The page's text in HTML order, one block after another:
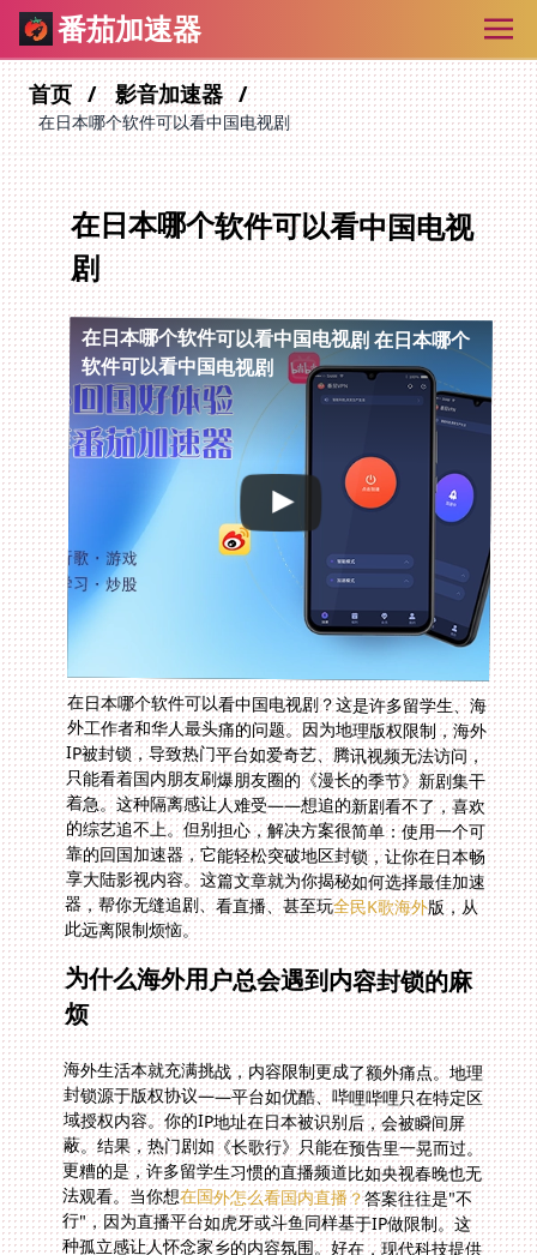
番茄加速器
首页 影音加速器
在日本哪个软件可以看中国电视剧
在日本哪个软件可以看中国电视
剧
在日本哪个软件可以看中国电视剧 在日本哪个
软件可以看中国电视剧
在日本哪个软件可以看中国电视剧？这是许多留学生、海
外工作者和华人最头痛的问题。因为地理版权限制，海外
IP被封锁，导致热门平台如爱奇艺、腾讯视频无法访问，
只能看着国内朋友刷爆朋友圈的《漫长的季节》新剧集干
着急。这种隔离感让人难受——想追的新剧看不了，喜欢
的综艺追不上。但别担心，解决方案很简单：使用一个可
靠的回国加速器，它能轻松突破地区封锁，让你在日本畅
享大陆影视内容。这篇文章就为你揭秘如何选择最佳加速
器，帮你无缝追剧、看直播、甚至玩全民K歌海外版，从
此远离限制烦恼。
为什么海外用户总会遇到内容封锁的麻
烦
海外生活本就充满挑战，内容限制更成了额外痛点。地理
封锁源于版权协议——平台如优酷、哔哩哔哩只在特定区
域授权内容。你的IP地址在日本被识别后，会被瞬间屏
蔽。结果，热门剧如《长歌行》只能在预告里一晃而过。
更糟的是，许多留学生习惯的直播频道比如央视春晚也无
法观看。当你想在国外怎么看国内直播？答案往往是"不
行"，因为直播平台如虎牙或斗鱼同样基于IP做限制。这
种孤立感让人怀念家乡的内容氛围。好在，现代科技提供
了出口：一个智能加速器能伪装你的IP地址，让它看起来
还在中国境内。市面上工具很多，但选择不当反而会卡顿